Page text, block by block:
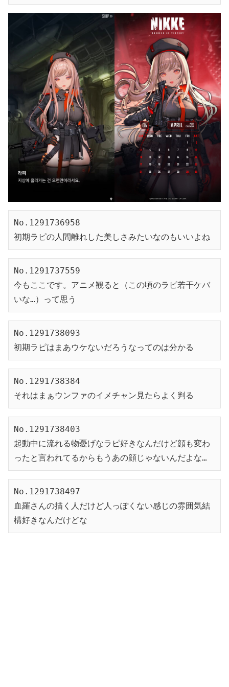
No.1291736958
初期ラピの人間離れした美しさみたいなのもいいよね
No.1291737559
今もここです。アニメ観ると（この頃のラピ若干ケバ
いな…）って思う
No.1291738093
初期ラピはまあウケないだろうなってのは分かる
No.1291738384
それはまぁウンファのイメチャン見たらよく判る
No.1291738403
起動中に流れる物憂げなラピ好きなんだけど顔も変わ
ったと言われてるからもうあの顔じゃないんだよな…
No.1291738497
血羅さんの描く人だけど人っぽくない感じの雰囲気結
構好きなんだけどな